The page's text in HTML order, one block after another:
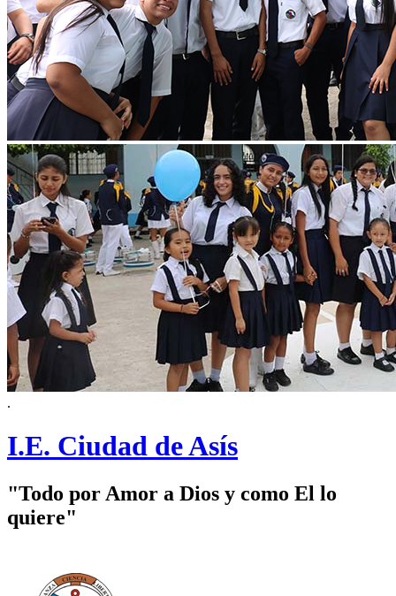
.
I.E. Ciudad de Asís
"Todo por Amor a Dios y como El lo
quiere"